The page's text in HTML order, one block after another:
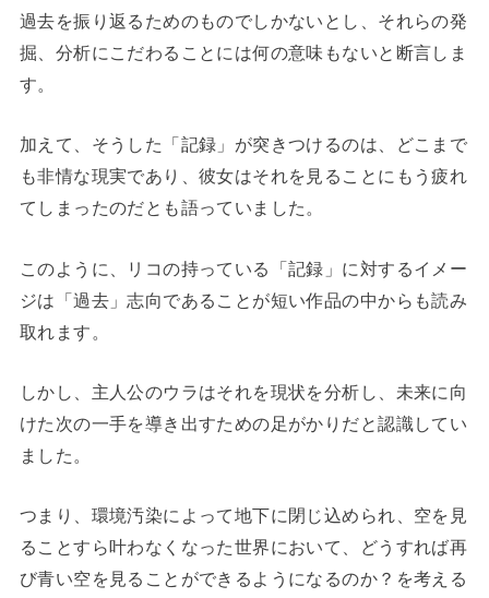
過去を振り返るためのものでしかないとし、それらの発
掘、分析にこだわることには何の意味もないと断言しま
す。
加えて、そうした「記録」が突きつけるのは、どこまで
も非情な現実であり、彼女はそれを見ることにもう疲れ
てしまったのだとも語っていました。
このように、リコの持っている「記録」に対するイメー
ジは「過去」志向であることが短い作品の中からも読み
取れます。
しかし、主人公のウラはそれを現状を分析し、未来に向
けた次の一手を導き出すための足がかりだと認識してい
ました。
つまり、環境汚染によって地下に閉じ込められ、空を見
ることすら叶わなくなった世界において、どうすれば再
び青い空を見ることができるようになるのか？を考える